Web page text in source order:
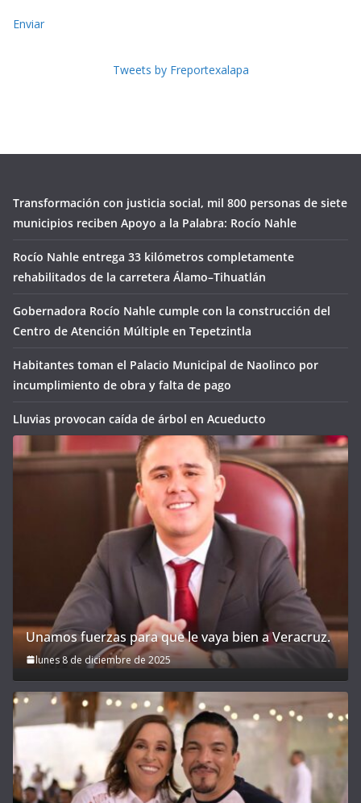
Enviar
Tweets by Freportexalapa
Transformación con justicia social, mil 800 personas de siete
municipios reciben Apoyo a la Palabra: Rocío Nahle
Rocío Nahle entrega 33 kilómetros completamente
rehabilitados de la carretera Álamo–Tihuatlán
Gobernadora Rocío Nahle cumple con la construcción del
Centro de Atención Múltiple en Tepetzintla
Habitantes toman el Palacio Municipal de Naolinco por
incumplimiento de obra y falta de pago
Lluvias provocan caída de árbol en Acueducto
Unamos fuerzas para que le vaya bien a Veracruz.
lunes 8 de diciembre de 2025